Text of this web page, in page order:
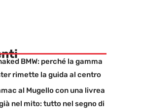
BMW: perché la gamma
rimette la guida al centro
al Mugello con una livrea
nel mito: tutto nel segno di